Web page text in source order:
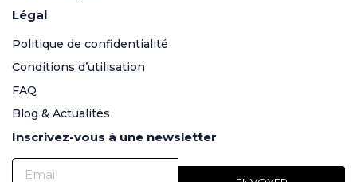
Légal
Politique de confidentialité
Conditions d’utilisation
FAQ
Blog & Actualités
Inscrivez-vous à une newsletter